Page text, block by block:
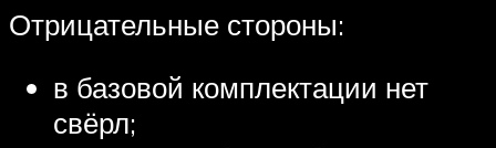
Отрицательные стороны:
в базовой комплектации нет
свёрл;